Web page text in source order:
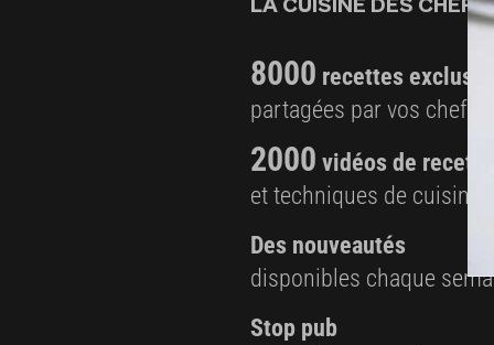
Les épinards
1 gousse d’ail
Huile d’olive
Sel, fleur de sel
Poivre du moulin
LA CUISINE DES
8000 recettes
partagées par vos chefs
2000 vidéos de recettes
et techniques de cuisine
Des nouveautés
disponibles chaque
Stop pub